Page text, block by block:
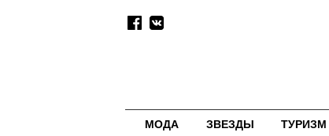
МОДА ЗВЕЗДЫ ТУРИЗМ